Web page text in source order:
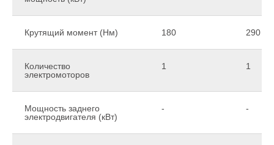
Крутящий момент (Нм) 180 290
Количество
электромоторов
1 1
Мощность заднего
электродвигателя (кВт)
- -